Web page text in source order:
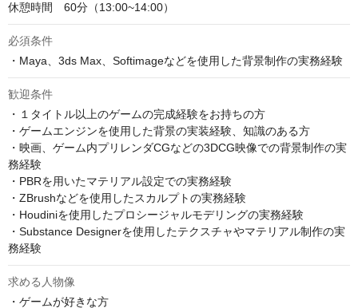
休憩時間　60分（13:00~14:00）
必須条件
・Maya、3ds Max、Softimageなどを使用した背景制作の実務経験
歓迎条件
・１タイトル以上のゲームの完成経験をお持ちの方
・ゲームエンジンを使用した背景の実装経験、知識のある方
・映画、ゲーム内プリレンダCGなどの3DCG映像での背景制作の実
務経験
・PBRを用いたマテリアル設定での実務経験
・ZBrushなどを使用したスカルプトの実務経験
・Houdiniを使用したプロシージャルモデリングの実務経験
・Substance Designerを使用したテクスチャやマテリアル制作の実
務経験
求める人物像
・ゲームが好きな方